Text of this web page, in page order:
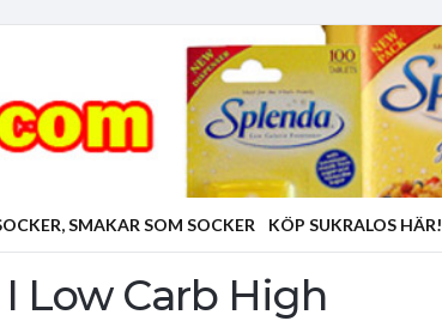
SMAKAR SOM SOCKER KÖP SUKRALOS HÄR!
Low Carb High